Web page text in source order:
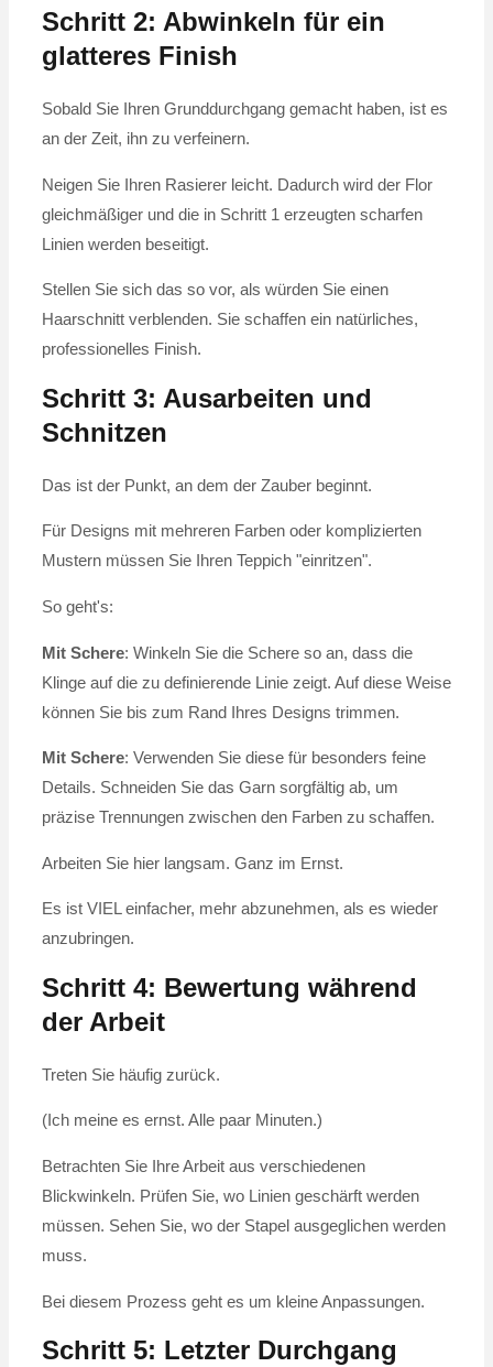
Schritt 2: Abwinkeln für ein
glatteres Finish
Sobald Sie Ihren Grunddurchgang gemacht haben, ist es
an der Zeit, ihn zu verfeinern.
Neigen Sie Ihren Rasierer leicht. Dadurch wird der Flor
gleichmäßiger und die in Schritt 1 erzeugten scharfen
Linien werden beseitigt.
Stellen Sie sich das so vor, als würden Sie einen
Haarschnitt verblenden. Sie schaffen ein natürliches,
professionelles Finish.
Schritt 3: Ausarbeiten und
Schnitzen
Das ist der Punkt, an dem der Zauber beginnt.
Für Designs mit mehreren Farben oder komplizierten
Mustern müssen Sie Ihren Teppich "einritzen".
So geht's:
Mit Schere: Winkeln Sie die Schere so an, dass die
Klinge auf die zu definierende Linie zeigt. Auf diese Weise
können Sie bis zum Rand Ihres Designs trimmen.
Mit Schere: Verwenden Sie diese für besonders feine
Details. Schneiden Sie das Garn sorgfältig ab, um
präzise Trennungen zwischen den Farben zu schaffen.
Arbeiten Sie hier langsam. Ganz im Ernst.
Es ist VIEL einfacher, mehr abzunehmen, als es wieder
anzubringen.
Schritt 4: Bewertung während
der Arbeit
Treten Sie häufig zurück.
(Ich meine es ernst. Alle paar Minuten.)
Betrachten Sie Ihre Arbeit aus verschiedenen
Blickwinkeln. Prüfen Sie, wo Linien geschärft werden
müssen. Sehen Sie, wo der Stapel ausgeglichen werden
muss.
Bei diesem Prozess geht es um kleine Anpassungen.
Schritt 5: Letzter Durchgang